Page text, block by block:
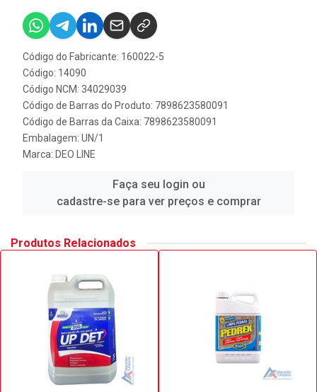
Código do Fabricante: 160022-5
Código: 14090
Código NCM: 34029039
Código de Barras do Produto: 7898623580091
Código de Barras da Caixa: 7898623580091
Embalagem: UN/1
Marca: DEO LINE
Faça seu login ou
cadastre-se para ver preços e comprar
Produtos Relacionados